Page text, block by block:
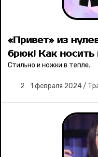
«Привет» из
брюк! Как
Стильно и ножки в тепле.
2 1 февраля 2024/